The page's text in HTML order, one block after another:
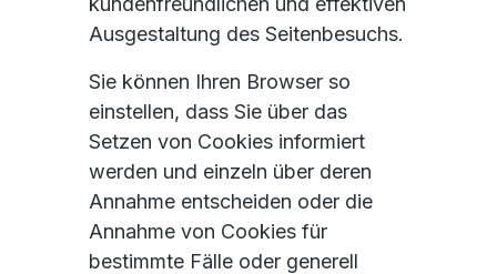
Ausgestaltung des Seitenbesuchs.
Sie können Ihren Browser so
einstellen, dass Sie über das
Setzen von Cookies informiert
werden und einzeln über deren
Annahme entscheiden oder die
Annahme von Cookies für
bestimmte Fälle oder generell